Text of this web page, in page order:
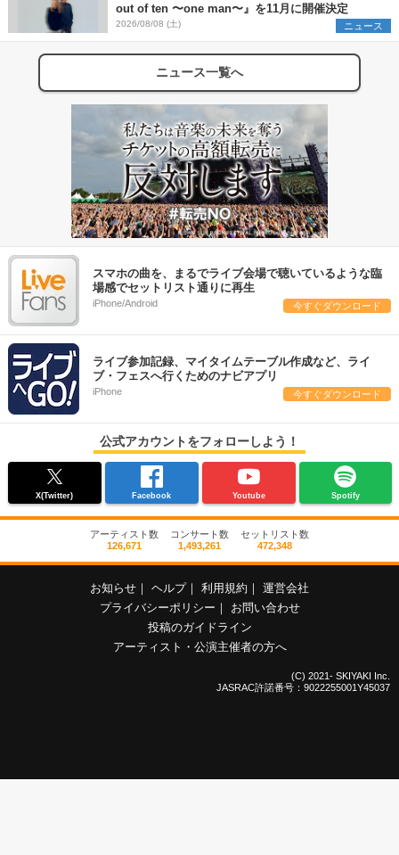
out of ten 〜one man〜』を11月に開催決定
2026/08/08 (土) ニュース
ニュース一覧へ
スマホの曲を、まるでライブ会場で聴いているような臨
場感でセットリスト通りに再生
iPhone/Android 今すぐダウンロード
ライブ参加記録、マイタイムテーブル作成など、ライ
ブ・フェスへ行くためのナビアプリ
iPhone 今すぐダウンロード
公式アカウントをフォローしよう！
X(Twitter) Facebook Youtube Spotify
アーティスト数
126,671
コンサート数
1,493,261
セットリスト数
472,348
お知らせ ヘルプ 利用規約
運営会社
プライバシーポリシー
お問い合わせ
投稿のガイドライン
アーティスト・公演主催者の方へ
(C) 2021- SKIYAKI Inc.
JASRAC許諾番号：9022255001Y45037